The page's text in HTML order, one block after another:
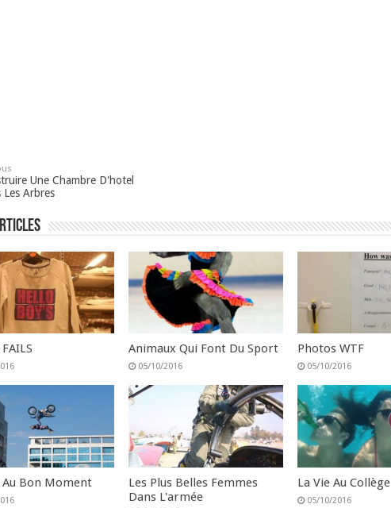
Une Chambre D'hotel
Les Arbres
Animaux Qui Font Du Sport
05/10/2016
Photos WTF
05/10/2016
Bon Moment
Les Plus Belles Femmes
Dans L'armée
La Vie Au Collège
05/10/2016